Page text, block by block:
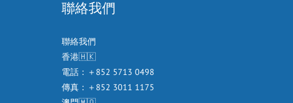
聯絡我們
聯絡我們
香港🇭🇰
電話：＋852 5713 0498
傳真：＋852 3011 1175